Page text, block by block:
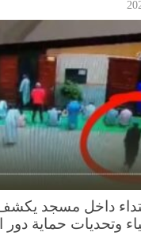
داخل مسجد يكشف
حماية دور